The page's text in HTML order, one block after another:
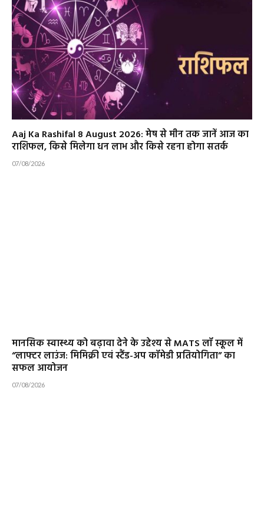
Aaj Ka Rashifal 8 August 2026: मेष से मीन तक जानें आज का
राशिफल, किसे मिलेगा धन लाभ और किसे रहना होगा सतर्क
07/08/2026
मानसिक स्वास्थ्य को बढ़ावा देने के उद्देश्य से MATS लॉ स्कूल में
“लाफ्टर लाउंज: मिमिक्री एवं स्टैंड-अप कॉमेडी प्रतियोगिता” का
सफल आयोजन
07/08/2026